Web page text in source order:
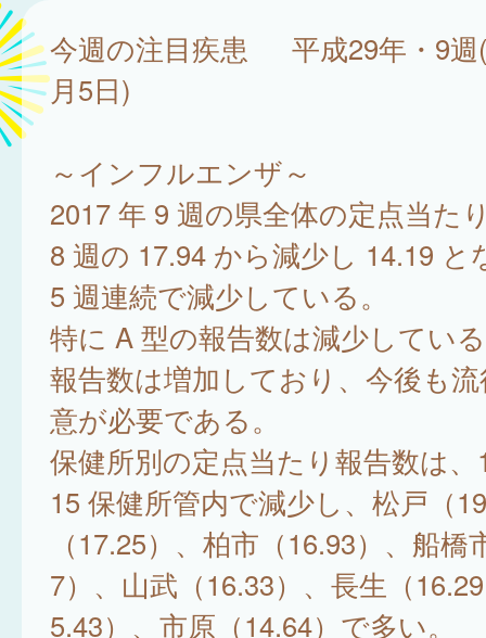
今週の注目疾患 平成29年・9週
月5日)
～インフルエンザ～
2017 年 9 週の県全体の定点当た
8 週の 17.94 から減少し 14.19 と
5 週連続で減少している。
特に A 型の報告数は減少してい
報告数は増加しており、今後も
意が必要である。
保健所別の定点当たり報告数は、
15 保健所管内で減少し、松戸（
（17.25）、柏市（16.93）、船橋
7）、山武（16.33）、長生（
5.43）、市原（14.64）で多い。